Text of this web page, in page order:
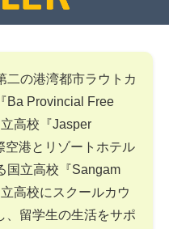
二の港湾都市ラウトカ
Ba Provincial Free
高校『Jasper
港とリゾートホテル
国立高校『Sangam
高校にスクールカウ
、留学生の生活をサポ